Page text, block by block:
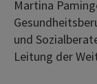
Martina
und
Leitung der